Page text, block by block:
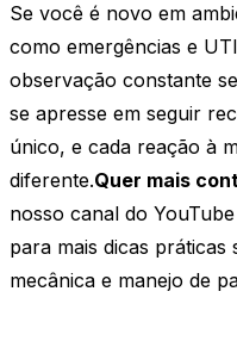
Se você é novo em
como emergências e
observação constante
se apresse em seguir
único, e cada reação à
diferente.Quer mais
nosso canal do
para mais dicas
mecânica e manejo de